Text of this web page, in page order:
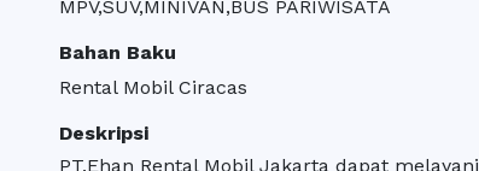
MPV,SUV,MINIVAN,BUS PARIWISATA
Bahan Baku
Rental Mobil Ciracas
Deskripsi
PT.Ehan Rental Mobil Jakarta dapat